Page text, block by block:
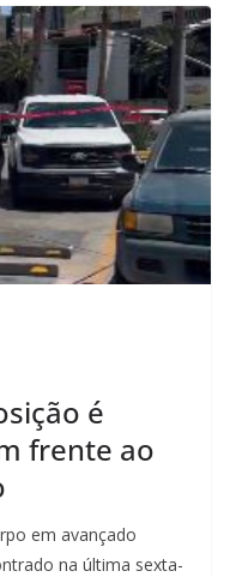
é
frente ao
em avançado
na última sexta-